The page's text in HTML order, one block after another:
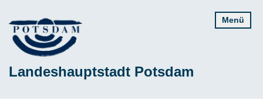
zum
Inhalt
Landeshauptstadt Potsdam
Menü